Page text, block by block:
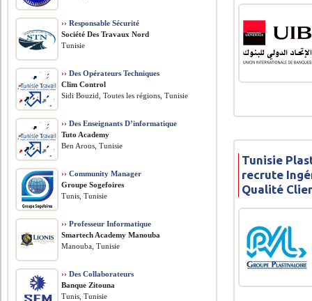
Tunisie
recrute
Qualité
›› Responsable Sécurité
Société Des Travaux Nord
Tunisie
›› Des Opérateurs Techniques
Clim Control
Sidi Bouzid, Toutes les régions, Tunisie
›› Des Enseignants D’informatique
Tuto Academy
Ben Arous, Tunisie
›› Community Manager
Groupe Sogefoires
Tunis, Tunisie
›› Professeur Informatique
Smartech Academy Manouba
Manouba, Tunisie
›› Des Collaborateurs
Banque Zitouna
Tunis, Tunisie